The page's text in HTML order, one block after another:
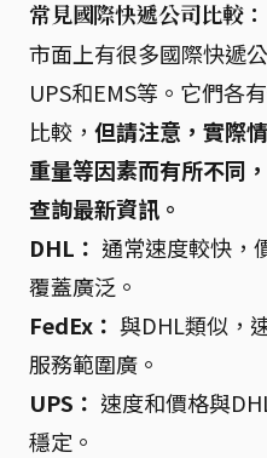
常見國際快遞公司比較：
市面上有很多國際快遞
UPS和EMS等。它們各
比較， 但請注意，實際
重量等因素而有所不同
查詢最新資訊。
DHL： 通常速度較快，
覆蓋廣泛。
FedEx： 與DHL類似，
服務範圍廣。
UPS： 速度和價格與
穩定。